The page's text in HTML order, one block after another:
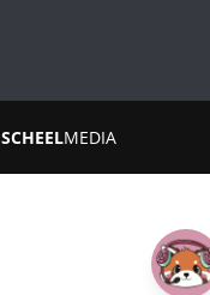
SCHEELMEDIA